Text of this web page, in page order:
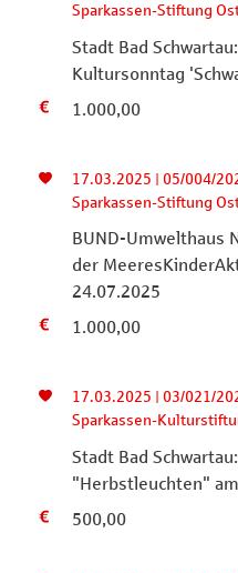
Sparkassen-Stiftung
Stadt Bad
Kultursonntag
1.000,00
17.03.2025 | 05/004/
Sparkassen-Stiftung
BUND-Umwelthaus
der
24.07.2025
1.000,00
17.03.2025 | 03/021/
Sparkassen-
Stadt Bad
"Herbstleuchten"
500,00